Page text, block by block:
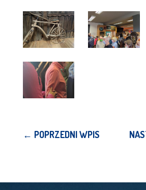
← POPRZEDNI WPIS